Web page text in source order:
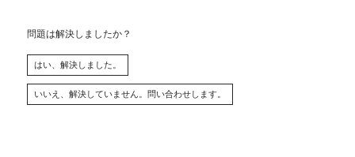
問題は解決しましたか？